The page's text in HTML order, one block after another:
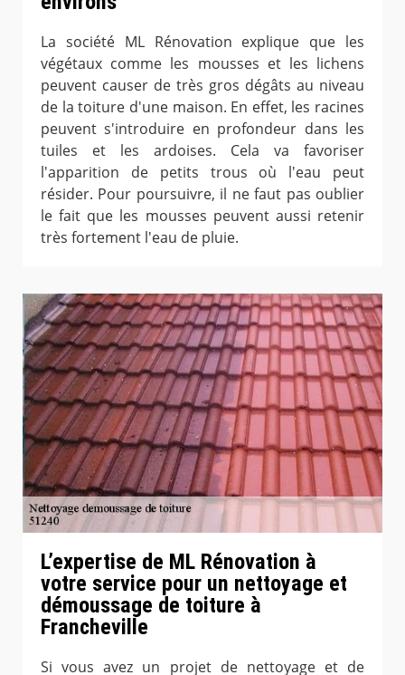
La société ML Rénovation explique que les
végétaux comme les mousses et les lichens
peuvent causer de très gros dégâts au niveau
de la toiture d'une maison. En effet, les racines
peuvent s'introduire en profondeur dans les
tuiles et les ardoises. Cela va favoriser
l'apparition de petits trous où l'eau peut
résider. Pour poursuivre, il ne faut pas oublier
le fait que les mousses peuvent aussi retenir
très fortement l'eau de pluie.
L’expertise de ML Rénovation à
votre service pour un nettoyage et
démoussage de toiture à
Francheville
Si vous avez un projet de nettoyage et de